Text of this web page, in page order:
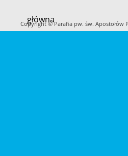
główna
Copyright © Parafia pw. św. Apostołów